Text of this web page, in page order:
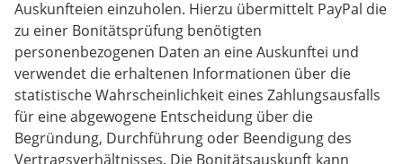
Auskunfteien einzuholen. Hierzu übermittelt PayPal die
zu einer Bonitätsprüfung benötigten
personenbezogenen Daten an eine Auskunftei und
verwendet die erhaltenen Informationen über die
statistische Wahrscheinlichkeit eines Zahlungsausfalls
für eine abgewogene Entscheidung über die
Begründung, Durchführung oder Beendigung des
Vertragsverhältnisses. Die Bonitätsauskunft kann